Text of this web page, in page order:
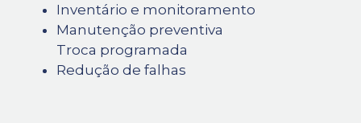
Inventário e monitoramento
Manutenção preventiva
Troca programada
Redução de falhas